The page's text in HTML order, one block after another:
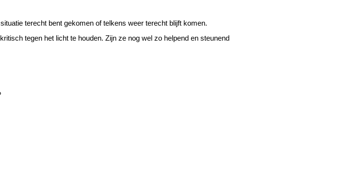
terecht bent gekomen of telkens weer terecht blijft komen.
tegen het licht te houden. Zijn ze nog wel zo helpend en steunend